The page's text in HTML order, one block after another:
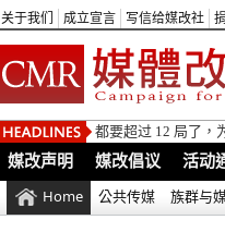
关于我们 成立宣言 写信给媒改社
都要超过 12 局了，
媒改声明 媒改倡议 活动
Home 公共传媒 族群与